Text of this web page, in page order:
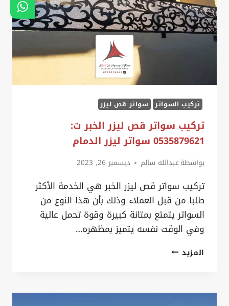
انواع
السواتر
القطيف
تركيب السواتر سواتر قص ليزر
تركيب سواتر قص ليزر الخبر ت:
0535879621 سواتر ليزر الدمام
بواسطةعبدالله سالم ديسمبر 26, 2023
تركيب سواتر قص ليزر الخبر هي الخدمة الأكثر
طلبا من قبل العملاء وذلك بأن هذا النوع من
السواتر يتمتع بمتانة كبيرة وقوة تحمل عالية
وفي الوقت نفسه يتميز بمظهره…
المزيدتركيب سواتر قص ليزر
0535879621